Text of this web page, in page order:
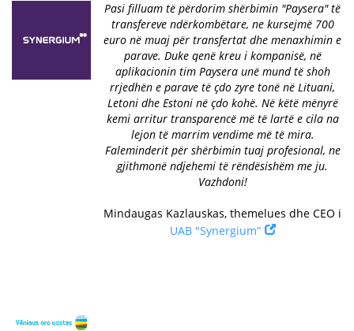
Pasi filluam të përdorim shërbimin "Paysera" të
transfereve ndërkombëtare, ne kursejmë 700
euro në muaj për transfertat dhe menaxhimin e
parave. Duke qenë kreu i kompanisë, në
aplikacionin tim Paysera unë mund të shoh
rrjedhën e parave të çdo zyre tonë në Lituani,
Letoni dhe Estoni në çdo kohë. Në këtë mënyrë
kemi arritur transparencë më të lartë e cila na
lejon të marrim vendime më të mira.
Faleminderit për shërbimin tuaj profesional, ne
gjithmonë ndjehemi të rëndësishëm me ju.
Vazhdoni!
Mindaugas Kazlauskas, themelues dhe CEO i
UAB "Synergium“